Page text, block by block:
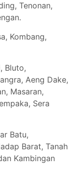
Tenonan,
Kombang,
Bluto,
Aeng Dake,
Masaran,
Sera
Batu,
Barat, Tanah
Kambingan